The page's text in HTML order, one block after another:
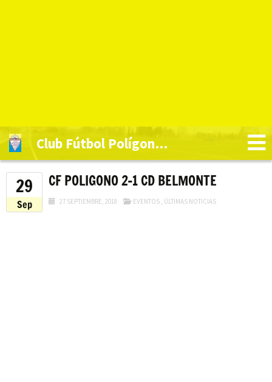
Club Fútbol Polígono Toledo
29
Sep
CF POLIGONO 2-1 CD BELMONTE
27 SEPTIEMBRE, 2018 EVENTOS , ÚLTIMAS NOTICIAS